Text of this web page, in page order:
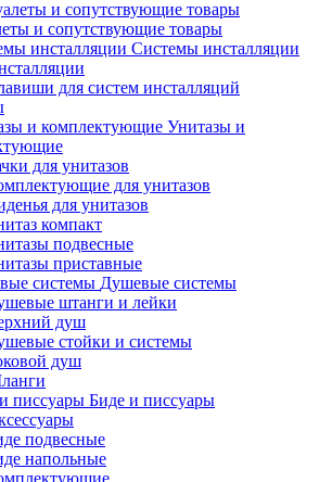
и сопутствующие товары
Системы инсталляции
для систем инсталляций
Унитазы и
для унитазов
для унитазов
для унитазов
компакт
подвесные
приставные
Душевые системы
штанги и лейки
душ
стойки и системы
душ
Биде и писсуары
подвесные
напольные